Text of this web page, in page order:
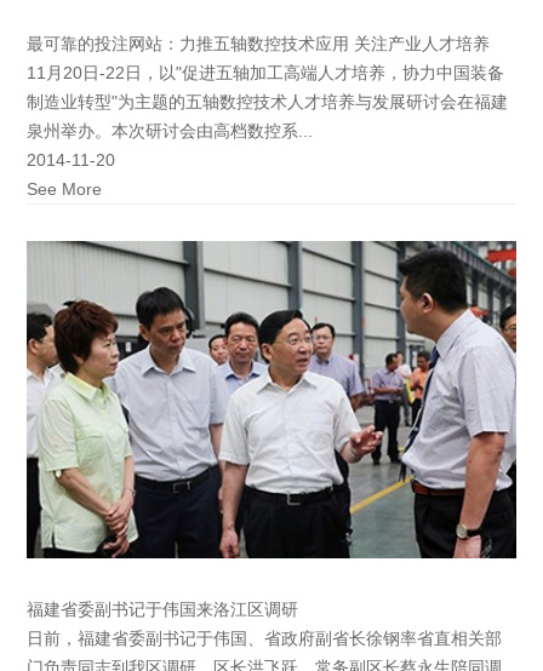
最可靠的投注网站：力推五轴数控技术应用 关注产业人才培养
11月20日-22日，以"促进五轴加工高端人才培养，协力中国装备
制造业转型"为主题的五轴数控技术人才培养与发展研讨会在福建
泉州举办。本次研讨会由高档数控系...
2014-11-20
See More
福建省委副书记于伟国来洛江区调研
日前，福建省委副书记于伟国、省政府副省长徐钢率省直相关部